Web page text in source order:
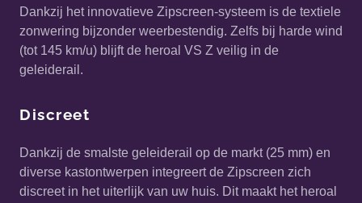
Dankzij het innovatieve Zipscreen-systeem is de textiele
zonwering bijzonder weerbestendig. Zelfs bij harde wind
(tot 145 km/u) blijft de heroal VS Z veilig in de
geleiderail.
Discreet
Dankzij de smalste geleiderail op de markt (25 mm) en
diverse kastontwerpen integreert de Zipscreen zich
discreet in het uiterlijk van uw huis. Dit maakt het heroal